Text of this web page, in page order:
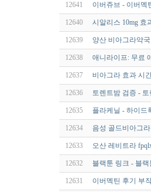
12641 이버쥬브 - 이버멕
12640 시알리스 10mg 효
12639 양산 비아그라약
12638 애니라이프: 무료
12637 비아그라 효과 시
12636 토렌트밤 검증 -
12635 플라케닐 - 하이드
12634 음성 골드비아그
12633 오산 레비트라
12632 블랙툰 링크 - 블
12631 이버멕틴 후기 부